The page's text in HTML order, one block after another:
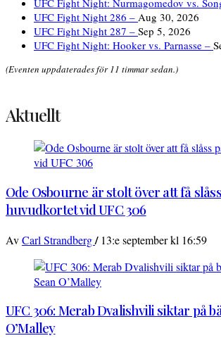
UFC Fight Night: Nurmagomedov vs.
UFC Fight Night 286 – Aug 30, 2026
UFC Fight Night 287 – Sep 5, 2026
UFC Fight Night: Hooker vs. Parnasse –
(Eventen uppdaterades för 11 timmar sedan.)
Aktuellt
Ode Osbourne är stolt över att få
huvudkortet vid UFC 306
AvCarl Strandberg/ 13:e september kl 16:59
UFC 306: Merab Dvalishvili siktar på
O’Malley